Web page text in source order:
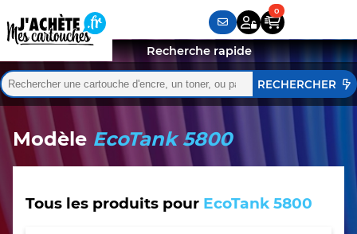
Rechercher :
Quand les résultats de l'auto-complétion sont
Recherche rapide
Modèle EcoTank 5800
Tous les produits pour EcoTank 5800